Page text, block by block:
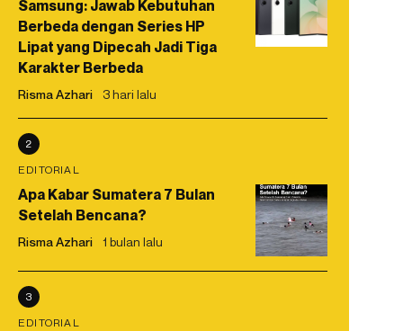
Samsung: Jawab Kebutuhan
Berbeda dengan Series HP
Lipat yang Dipecah Jadi Tiga
Karakter Berbeda
Risma Azhari 3 hari lalu
2
EDITORIAL
Apa Kabar Sumatera 7 Bulan
Setelah Bencana?
Risma Azhari 1 bulan lalu
3
EDITORIAL